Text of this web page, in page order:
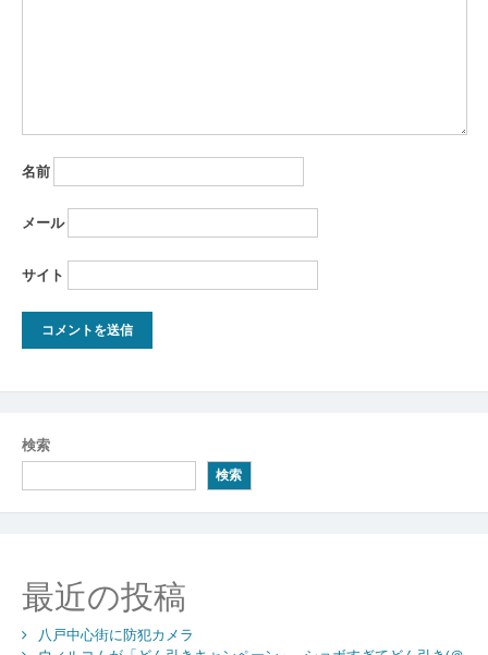
名前
メール
サイト
検索
検索
最近の投稿
八戸中心街に防犯カメラ